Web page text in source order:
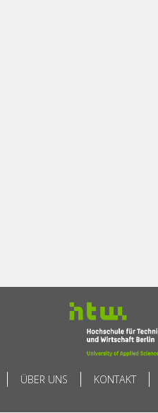
ÜBER UNS KONTAKT